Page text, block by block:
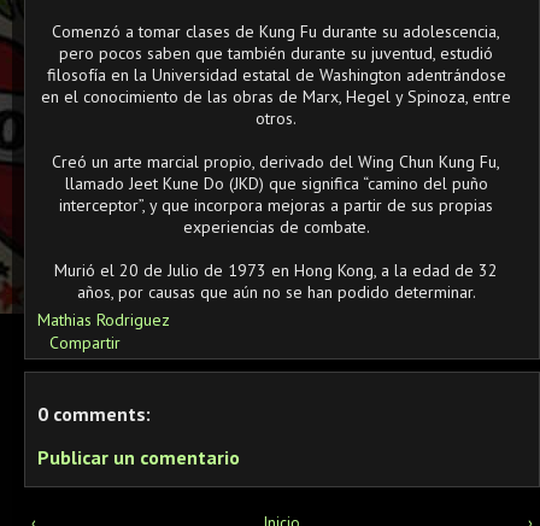
Comenzó a tomar clases de Kung Fu durante su adolescencia,
pero pocos saben que también durante su juventud, estudió
filosofía en la Universidad estatal de Washington adentrándose
en el conocimiento de las obras de Marx, Hegel y Spinoza, entre
otros.
Creó un arte marcial propio, derivado del Wing Chun Kung Fu,
llamado Jeet Kune Do (JKD) que significa “camino del puño
interceptor”, y que incorpora mejoras a partir de sus propias
experiencias de combate.
Murió el 20 de Julio de 1973 en Hong Kong, a la edad de 32
años, por causas que aún no se han podido determinar.
Mathias Rodriguez
Compartir
0 comments:
Publicar un comentario